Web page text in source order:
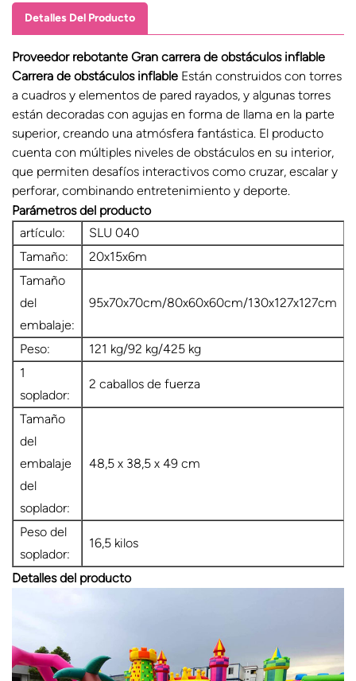
Detalles Del Producto
Proveedor rebotante Gran carrera de obstáculos inflable
Carrera de obstáculos inflable Están construidos con torres
a cuadros y elementos de pared rayados, y algunas torres
están decoradas con agujas en forma de llama en la parte
superior, creando una atmósfera fantástica. El producto
cuenta con múltiples niveles de obstáculos en su interior,
que permiten desafíos interactivos como cruzar, escalar y
perforar, combinando entretenimiento y deporte.
Parámetros del producto
artículo:
SLU 040
Tamaño:
20x15x6m
Tamaño
del
embalaje:
95x70x70cm/80x60x60cm/130x127x127cm
Peso:
121 kg/92 kg/425 kg
1
soplador:
2 caballos de fuerza
Tamaño
del
embalaje
del
soplador:
48,5 x 38,5 x 49 cm
Peso del
soplador:
16,5 kilos
Detalles del producto